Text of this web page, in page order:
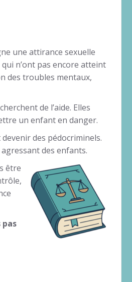
une attirance sexuelle
n’ont pas encore atteint
des troubles mentaux,
de l’aide. Elles
un enfant en danger.
des pédocriminels.
des enfants.
être